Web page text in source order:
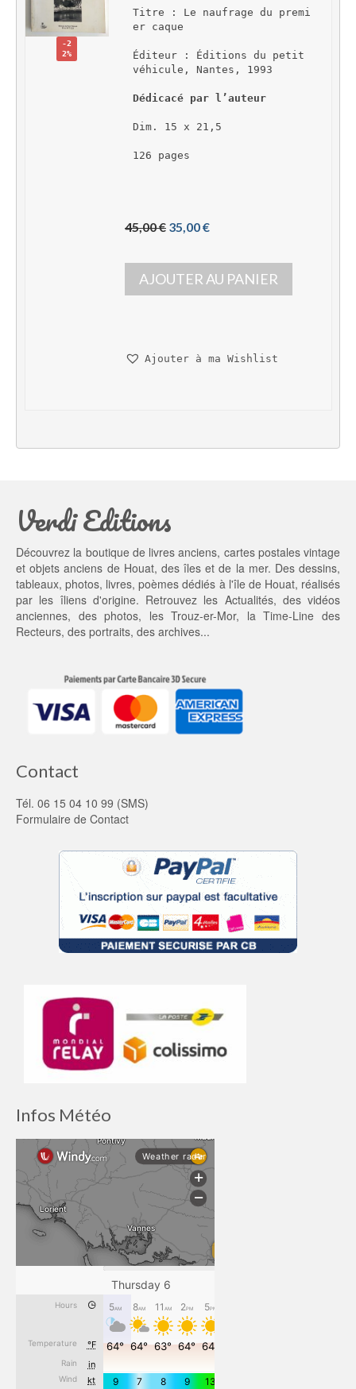
-2
2%
Titre : Le naufrage du premi
er caque
Éditeur : Éditions du petit
véhicule, Nantes, 1993
Dédicacé par l’auteur
Dim. 15 x 21,5
126 pages
45,00 € L
p
r
i
i
é
t :
5,
0
0 €.
35,00 €L
p
r
i
t
s
AJOUTER AU PANIER
Ajouter à ma Wishlist
Verdi Editions
Découvrez la boutique de livres anciens, cartes postales vintage
et objets anciens de Houat, des îles et de la mer. Des dessins,
tableaux, photos, livres, poèmes dédiés à l'île de Houat, réalisés
par les îliens d'origine. Retrouvez les Actualités, des vidéos
anciennes, desphotos, lesTrouz-er-Mor, laTime-Line des
Recteurs, des portraits, des archives...
Contact
Tél. 06 15 04 10 99 (SMS)
Formulaire de Contact
Infos Météo